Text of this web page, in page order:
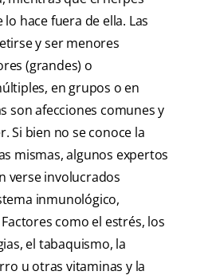
hace fuera de ella. Las
y ser menores
(grandes) o
en grupos o en
son afecciones comunes y
Si bien no se conoce la
mismas, algunos expertos
verse involucrados
inmunológico,
como el estrés, los
el tabaquismo, la
u otras vitaminas y la